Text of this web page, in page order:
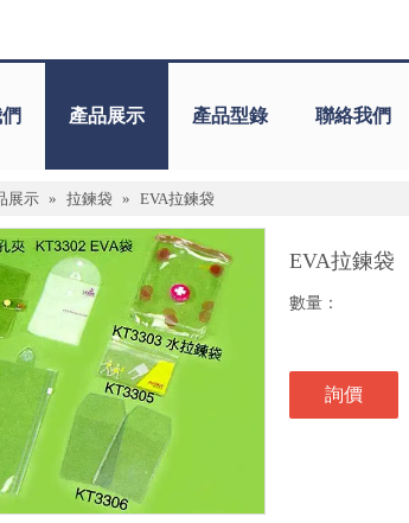
產品展示 產品型錄 聯絡我們
展示 » 拉鍊袋 » EVA拉鍊袋
EVA拉鍊袋
數量：
詢價